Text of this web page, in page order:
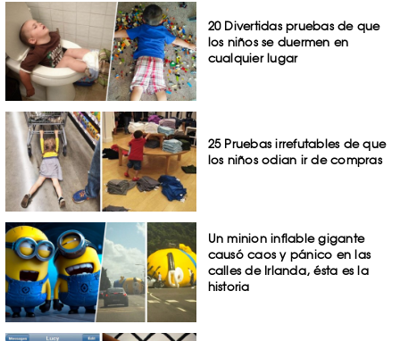
20 Divertidas pruebas de que
los niños se duermen en
cualquier lugar
25 Pruebas irrefutables de que
los niños odian ir de compras
Un minion inflable gigante
causó caos y pánico en las
calles de Irlanda, ésta es la
historia